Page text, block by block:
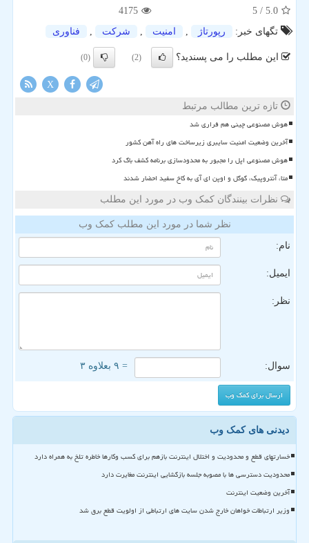
5.0
/ 5
4175
تگهای خبر:
رپورتاژ , امنیت , شركت , فناوری
این مطلب را می پسندید؟ (2)
(0)
X
تازه ترین مطالب مرتبط
هوش مصنوعی چینی هم فراری شد
آخرین وضعیت امنیت سایبری زیرساخت های راه آهن کشور
هوش مصنوعی اپل را مجبور به محدودسازی برنامه کشف باگ کرد
متا، آنتروپیک، گوگل و اوپن ای آی به کاخ سفید احضار شدند
نظرات بینندگان کمک وب در مورد این مطلب
نظر شما در مورد این مطلب کمک وب
نام:
ایمیل:
نظر:
سوال: = ۹ بعلاوه ۳
دیدنی های کمک وب
خسارتهای قطع و محدودیت و اختلال اینترنت بازهم برای کسب وکارها خاطره تلخ به همراه دارد
محدودیت دسترسی ها با مصوبه جلسه بازگشایی اینترنت مغایرت دارد
آخرین وضعیت اینترنت
وزیر ارتباطات خواهان خارج شدن سایت های ارتباطی از اولویت قطع برق شد